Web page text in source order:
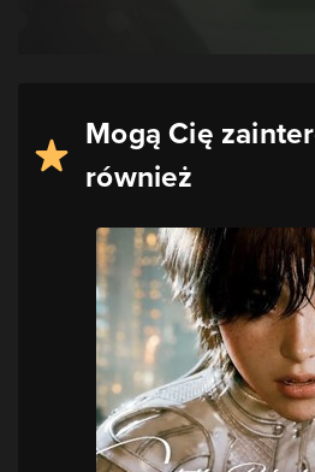
Mogą Cię
również